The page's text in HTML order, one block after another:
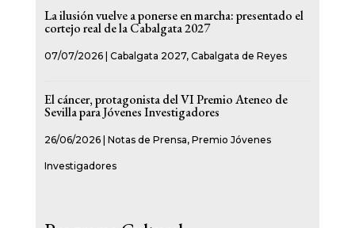
La ilusión vuelve a ponerse en marcha: presentado el
cortejo real de la Cabalgata 2027
07/07/2026| Cabalgata 2027, Cabalgata de Reyes
El cáncer, protagonista del VI Premio Ateneo de
Sevilla para Jóvenes Investigadores
26/06/2026| Notas de Prensa, Premio Jóvenes
Investigadores